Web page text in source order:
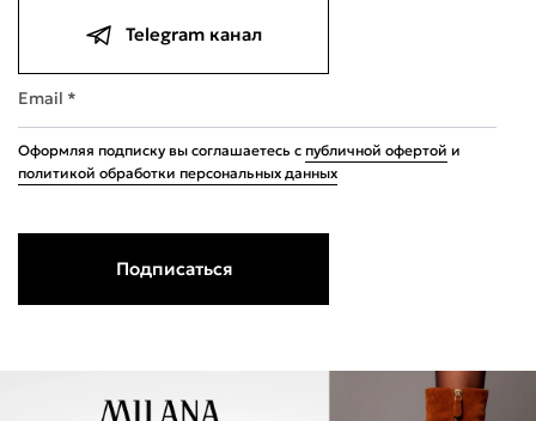
Telegram канал
Email *
Оформляя подписку вы соглашаетесь с публичной офертой и
политикой обработки персональных данных
Подписаться